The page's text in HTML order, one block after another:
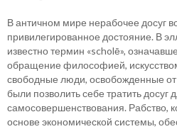
В античном мире нерабочее досуг
привилегированное достояние. В
известно термин «scholē»,
обращение философией,
свободные люди, освобожденные от
были позволить себе тратить
самосовершенствования. Рабство,
основе экономической системы,